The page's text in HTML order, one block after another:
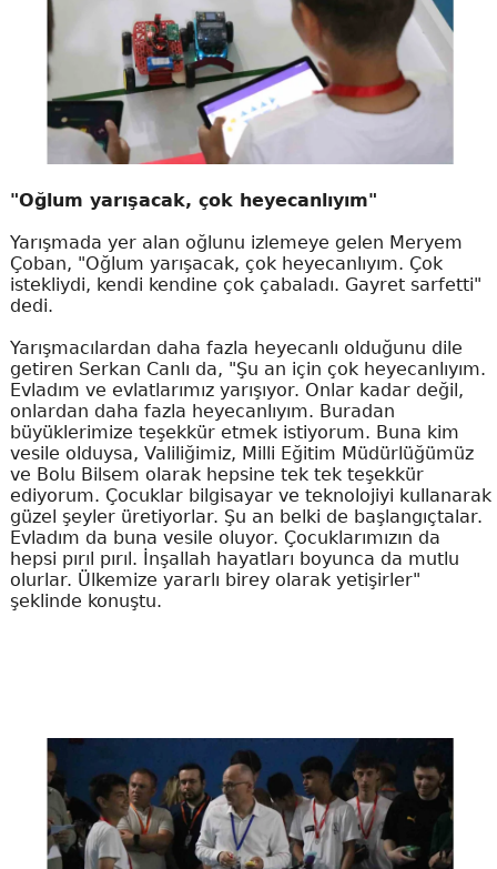
"Oğlum yarışacak, çok heyecanlıyım"
Yarışmada yer alan oğlunu izlemeye gelen Meryem
Çoban, "Oğlum yarışacak, çok heyecanlıyım. Çok
istekliydi, kendi kendine çok çabaladı. Gayret sarfetti"
dedi.
Yarışmacılardan daha fazla heyecanlı olduğunu dile
getiren Serkan Canlı da, "Şu an için çok heyecanlıyım.
Evladım ve evlatlarımız yarışıyor. Onlar kadar değil,
onlardan daha fazla heyecanlıyım. Buradan
büyüklerimize teşekkür etmek istiyorum. Buna kim
vesile olduysa, Valiliğimiz, Milli Eğitim Müdürlüğümüz
ve Bolu Bilsem olarak hepsine tek tek teşekkür
ediyorum. Çocuklar bilgisayar ve teknolojiyi kullanarak
güzel şeyler üretiyorlar. Şu an belki de başlangıçtalar.
Evladım da buna vesile oluyor. Çocuklarımızın da
hepsi pırıl pırıl. İnşallah hayatları boyunca da mutlu
olurlar. Ülkemize yararlı birey olarak yetişirler"
şeklinde konuştu.